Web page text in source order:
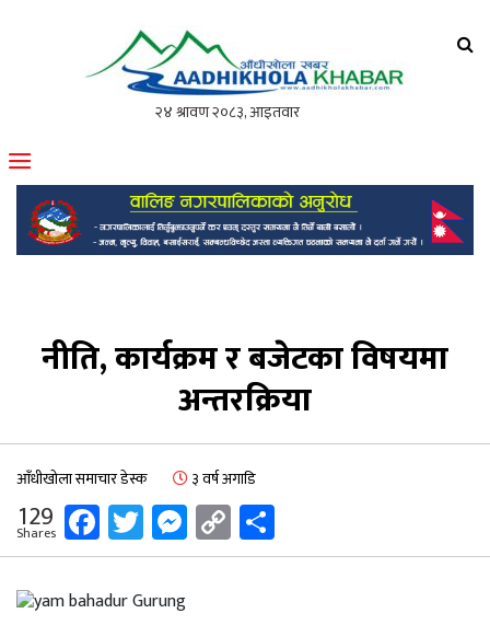
मोफसलकै लोकप्रिय अनलाइन पत्रिका
नीति, कार्यक्रम र बजेटका विषयमा
अन्तरक्रिया
आँधीखोला समाचार डेस्क ३ वर्ष अगाडि
129
Shares Facebook
Twitter
Messenger
Copy
Link